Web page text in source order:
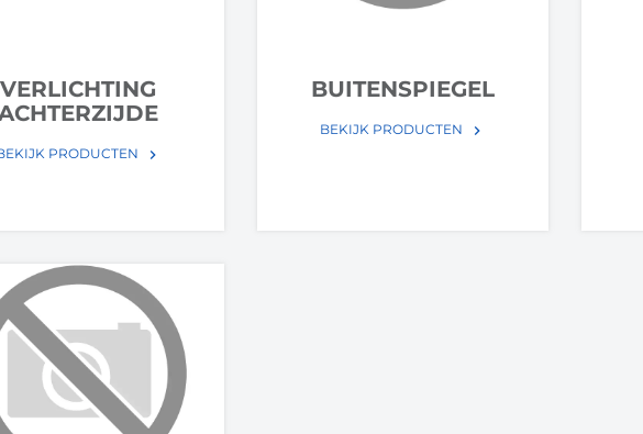
VERLICHTING
PRODUCTEN keyboard_arrow_right
BUITENSPIEGEL
BEKIJK PRODUCTEN keyboard_arrow_right